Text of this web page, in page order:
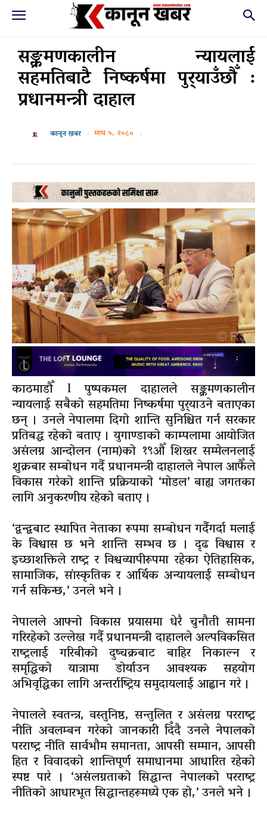
सङ्क्रमणकालीन न्यायलाई
सहमतिबाटै निष्कर्षमा पुर्‍याउँछौँ :
प्रधानमन्त्री दाहाल
कानून खबर माघ ५, २०८०
काठमाडौँ l पुष्पकमल दाहालले सङ्क्रमणकालीन
न्यायलाई सबैको सहमतिमा निष्कर्षमा पुर्‍याउने बताएका
छन् । उनले नेपालमा दिगो शान्ति सुनिश्चित गर्न सरकार
प्रतिबद्ध रहेको बताए । युगाण्डाको काम्पलामा आयोजित
असंलग्न आन्दोलन (नाम)को १९औँ शिखर सम्मेलनलाई
शुक्रबार सम्बोधन गर्दै प्रधानमन्त्री दाहालले नेपाल आफैँले
विकास गरेको शान्ति प्रक्रियाको ‘मोडल’ बाह्य जगतका
लागि अनुकरणीय रहेको बताए ।
‘द्वन्द्वबाट स्थापित नेताका रूपमा सम्बोधन गर्दैगर्दा मलाई
के विश्वास छ भने शान्ति सम्भव छ । दृढ विश्वास र
इच्छाशक्तिले राष्ट्र र विश्वव्यापीरूपमा रहेका ऐतिहासिक,
सामाजिक, सांस्कृतिक र आर्थिक अन्यायलाई सम्बोधन
गर्न सकिन्छ,’ उनले भने ।
नेपालले आफ्नो विकास प्रयासमा धेरै चुनौती सामना
गरिरहेको उल्लेख गर्दै प्रधानमन्त्री दाहालले अल्पविकसित
राष्ट्रलाई गरिबीको दुष्चक्रबाट बाहिर निकाल्न र
समृद्धिको यात्रामा डोर्याउन आवश्यक सहयोग
अभिवृद्धिका लागि अन्तर्राष्ट्रिय समुदायलाई आह्वान गरे ।
नेपालले स्वतन्त्र, वस्तुनिष्ठ, सन्तुलित र असंलग्न परराष्ट्र
नीति अवलम्बन गरेको जानकारी दिँदै उनले नेपालको
परराष्ट्र नीति सार्वभौम समानता, आपसी सम्मान, आपसी
हित र विवादको शान्तिपूर्ण समाधानमा आधारित रहेको
स्पष्ट पारे । ‘असंलग्नताको सिद्धान्त नेपालको परराष्ट्र
नीतिको आधारभूत सिद्धान्तहरूमध्ये एक हो,’ उनले भने ।